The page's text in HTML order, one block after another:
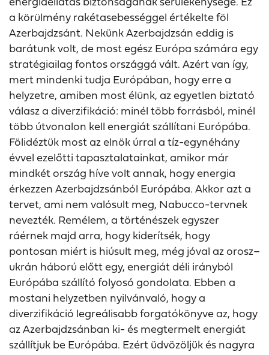
a körülmény rakétasebességgel értékelte föl
Azerbajdzsánt. Nekünk Azerbajdzsán eddig is
barátunk volt, de most egész Európa számára egy
stratégiailag fontos országgá vált. Azért van így,
mert mindenki tudja Európában, hogy erre a
helyzetre, amiben most élünk, az egyetlen biztató
válasz a diverzifikáció: minél több forrásból, minél
több útvonalon kell energiát szállítani Európába.
Fölidéztük most az elnök úrral a tíz-egynéhány
évvel ezelőtti tapasztalatainkat, amikor már
mindkét ország híve volt annak, hogy energia
érkezzen Azerbajdzsánból Európába. Akkor azt a
tervet, ami nem valósult meg, Nabucco-tervnek
nevezték. Remélem, a történészek egyszer
ráérnek majd arra, hogy kiderítsék, hogy
pontosan miért is hiúsult meg, még jóval az orosz–
ukrán háború előtt egy, energiát déli irányból
Európába szállító folyosó gondolata. Ebben a
mostani helyzetben nyilvánvaló, hogy a
diverzifikáció legreálisabb forgatókönyve az, hogy
az Azerbajdzsánban ki- és megtermelt energiát
szállítjuk be Európába. Ezért üdvözöljük és nagyra